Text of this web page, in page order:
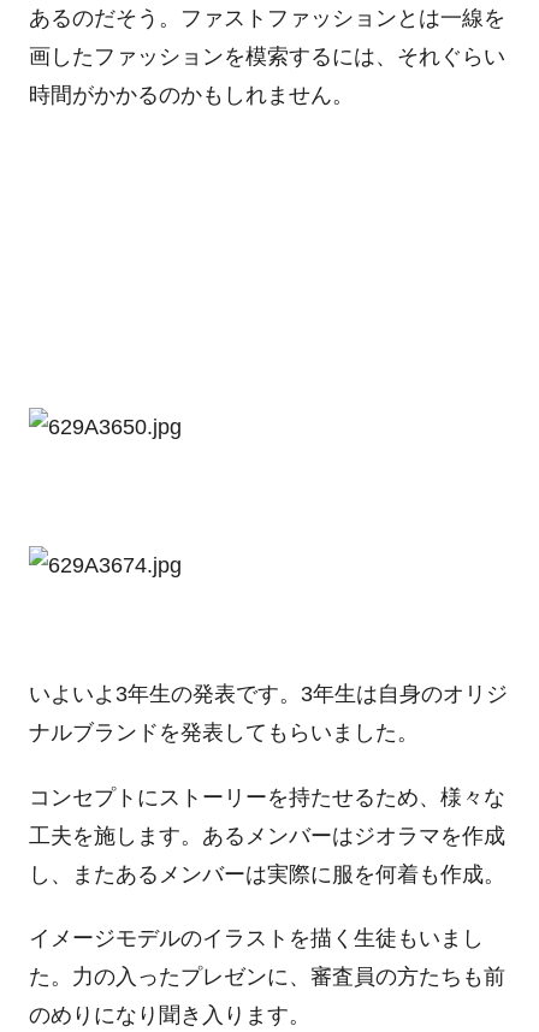
あるのだそう。ファストファッションとは一線を
画したファッションを模索するには、それぐらい
時間がかかるのかもしれません。
いよいよ3年生の発表です。3年生は自身のオリジ
ナルブランドを発表してもらいました。
コンセプトにストーリーを持たせるため、様々な
工夫を施します。あるメンバーはジオラマを作成
し、またあるメンバーは実際に服を何着も作成。
イメージモデルのイラストを描く生徒もいまし
た。力の入ったプレゼンに、審査員の方たちも前
のめりになり聞き入ります。